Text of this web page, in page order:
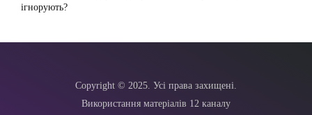
ігнорують?
Copyright © 2025. Усі права захищені.
Використання матеріалів 12 каналу